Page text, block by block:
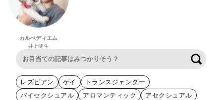
カルぺディエム
井上健斗
レズビアン ゲイ
トランスジェンダー
バイセクシュアル
アロマンティック
アセクシュアル